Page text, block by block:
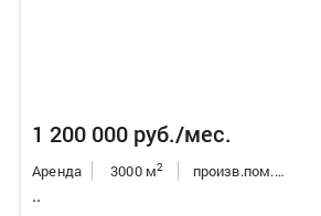
1 200 000 руб./мес.
Аренда 3000 м2 произв.пом./склад/бокс
..